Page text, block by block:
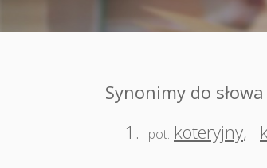
Synonimy do
1.
pot. koteryjny,